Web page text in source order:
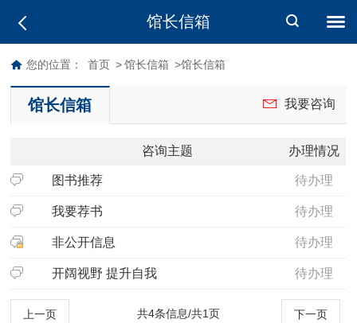
馆长信箱
您的位置： 首页 > 馆长信箱 >馆长信箱
我要咨询
馆长信箱
咨询主题 办理情况
图书推荐 待办理
我要荐书 待办理
非公开信息 待办理
开阔视野 提升自我 待办理
上一页 下一页
共4条信息/共1页